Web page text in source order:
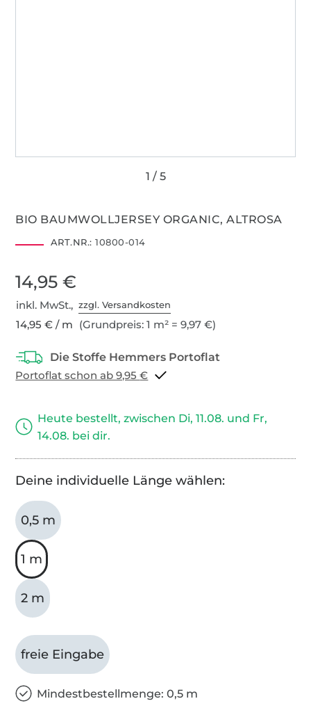
BIO BAUMWOLLJERSEY ORGANIC, ALTROSA
ART.NR.: 10800-014
14,95 €
inkl. MwSt.,zzgl. Versandkosten
14,95 € / m (Grundpreis: 1 m² = 9,97 €)
Portoflat schon ab 9,95 €
Heute bestellt, zwischen Di, 11.08. und Fr,
14.08. bei dir.
Deine individuelle Länge wählen:
0,5 m
1 m
2 m
freie Eingabe
Mindestbestellmenge: 0,5 m